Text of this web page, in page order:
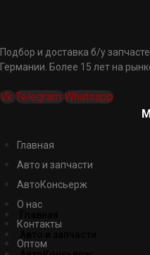
Подбор и доставка б/у
Германии. Более 15 лет на
Vk Telegram Whatsapp
Главная
Авто и запчасти
АвтоКонсьерж
О нас
Контакты
Оптом